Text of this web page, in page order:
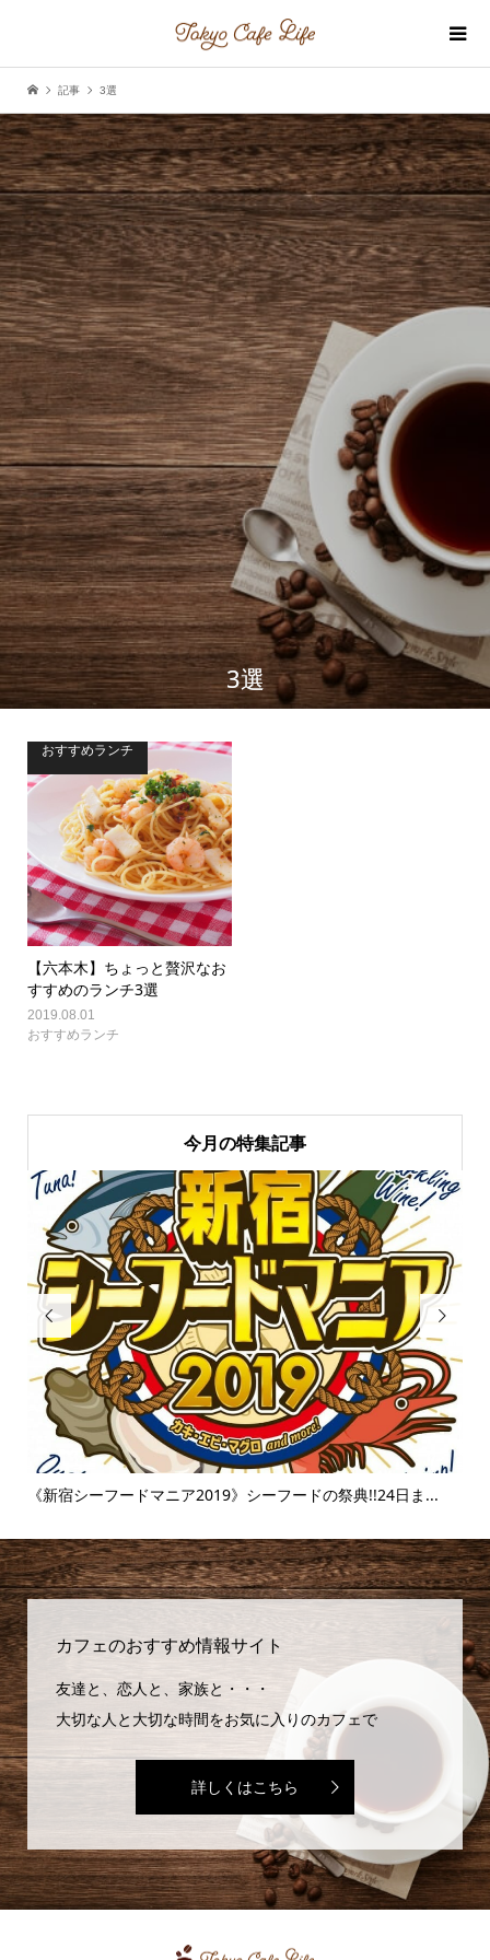
記事 3選
3選
おすすめランチ
【六本木】ちょっと贅沢なお
すすめのランチ3選
2019.08.01
おすすめランチ
今月の特集記事

《新宿シーフードマニア2019》シーフードの祭典!!24日ま...

カフェのおすすめ情報サイト
友達と、恋人と、家族と・・・
大切な人と大切な時間をお気に入りのカフェで
詳しくはこちら